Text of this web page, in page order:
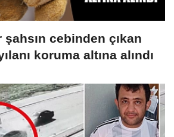
cebinden çıkan
koruma altına alındı